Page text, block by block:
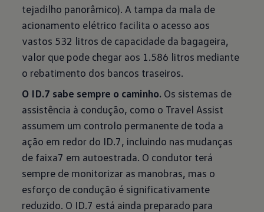
tejadilho panorâmico). A tampa da mala de
acionamento elétrico facilita o acesso aos
vastos 532 litros de capacidade da bagageira,
valor que pode chegar aos 1.586 litros mediante
o rebatimento dos bancos traseiros.
O ID.7 sabe sempre o caminho. Os sistemas de
assistência à condução, como o Travel Assist
assumem um controlo permanente de toda a
ação em redor do ID.7, incluindo nas mudanças
de faixa7 em autoestrada. O condutor terá
sempre de monitorizar as manobras, mas o
esforço de condução é significativamente
reduzido. O ID.7 está ainda preparado para